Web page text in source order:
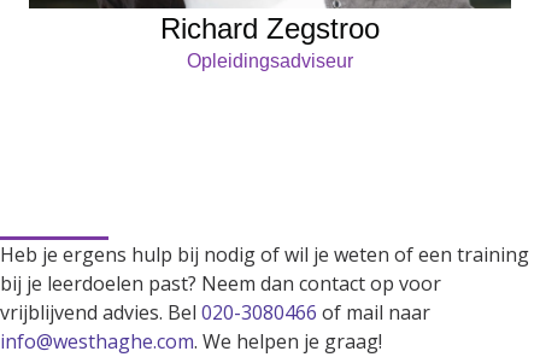
Richard Zegstroo
Opleidingsadviseur
Heb je ergens hulp bij nodig of wil je weten of een training
bij je leerdoelen past? Neem dan contact op voor
vrijblijvend advies. Bel 020-3080466 of mail naar
info@westhaghe.com. We helpen je graag!